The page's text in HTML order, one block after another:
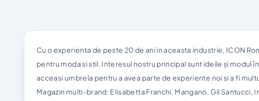
Cu o experienta de peste 20 de ani in aceasta industrie, ICON
pentru moda si stil. Interesul nostru principal sunt ideile și modul
acceasi umbrela pentru a avea parte de experiente noi si a fi
Magazin multi-brand: Elisabetta Franchi, Mangano, Gil Santucci,